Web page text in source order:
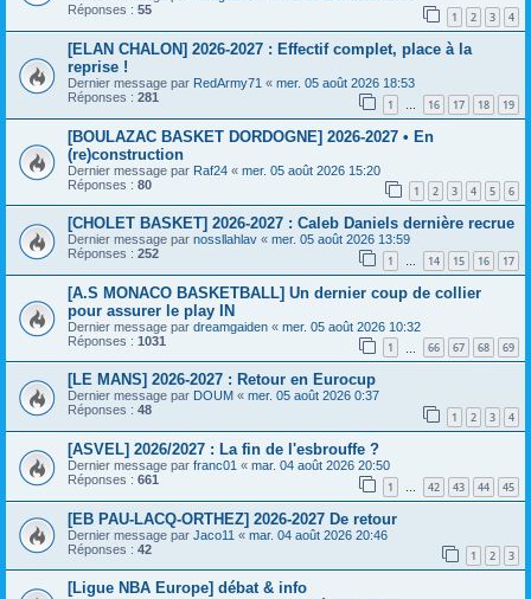
Réponses : 55 1 2 3 4
[ELAN CHALON] 2026-2027 : Effectif complet, place à la
reprise !
Dernier message par RedArmy71 « mer. 05 août 2026 18:53
Réponses : 281 1 … 16 17 18 19
[BOULAZAC BASKET DORDOGNE] 2026-2027 • En
(re)construction
Dernier message par Raf24 « mer. 05 août 2026 15:20
Réponses : 80 1 2 3 4 5 6
[CHOLET BASKET] 2026-2027 : Caleb Daniels dernière recrue
Dernier message par nossllahlav « mer. 05 août 2026 13:59
Réponses : 252 1 … 14 15 16 17
[A.S MONACO BASKETBALL] Un dernier coup de collier
pour assurer le play IN
Dernier message par dreamgaiden « mer. 05 août 2026 10:32
Réponses : 1031 1 66 67 68 69
[LE MANS] 2026-2027 : Retour en Eurocup
Dernier message par DOUM « mer. 05 août 2026 0:37
Réponses : 48 1 2 3 4
[ASVEL] 2026/2027 : La fin de l'esbrouffe ?
Dernier message par franc01 « mar. 04 août 2026 20:50
Réponses : 661 1 … 42 43 44 45
[EB PAU-LACQ-ORTHEZ] 2026-2027 De retour
Dernier message par Jaco11 « mar. 04 août 2026 20:46
Réponses : 42 1 2 3
[Ligue NBA Europe] débat & info